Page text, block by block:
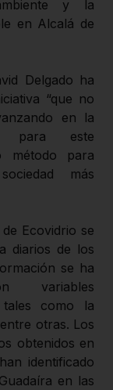
y la
en Alcalá de
Delgado ha
“que no
en la
para este
método para
más
Ecovidrio se
diarios de los
se ha
variables
tales como la
otras. Los
obtenidos en
identificado
en las